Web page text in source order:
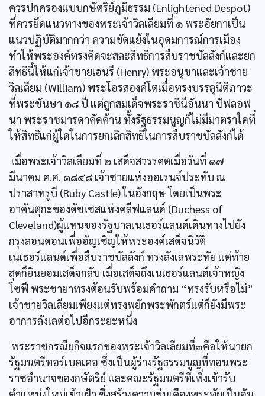
ควรปกครองแบบกษัตริย์ภูมิธรรม (Enlightened Despot)
ที่ควรยึดแนวทางของพระเจ้าวิลเลียมที่ ๑ พระอัยกาเป็น
แนวปฏิบัติมากกว่า ความขัดแย้งในอุดมการณ์การเมือง
ทำให้พระองค์ทรงคิดจะสละสิทธิการสืบราชบัลลังก์และยก
สิทธินี้ให้แก่เจ้าชายเฮนรี (Henry) พระอนุชาและเจ้าชาย
วิลเลียม (William) พระโอรสองค์โตเมื่อทรงบรรลุนิติภาวะ
ที่พระชันษา ๑๘ ปี แต่ถูกสมเด็จพระราชินีอันนา ปัฟลอฟ
นา พระราชมารดาคัดค้าน ทั้งรัฐธรรมนูญก็ไม่มีมาตราใดที่
ให้สิทธิแก่ผู้ใดในการยกเลิกสิทธิในการสืบราชบัลลังก์ได้
เมื่อพระเจ้าวิลเลียมที่ ๒ เสด็จสวรรคตเมื่อวันที่ ๑๗
มีนาคม ค.ศ. ๑๘๔๘ เจ้าชายแห่งออเรนจ์ประทับ ณ
ปราสาทรูบี (Ruby Castle) ในอังกฤษ โดยเป็นพระ
อาคันตุกะของดัชเชสแห่งคลีฟแลนด์ (Duchess of
Cleveland)ผู้แทนของรัฐบาลเนเธอร์แลนด์เดินทางไปยัง
กรุงลอนดอนเพื่ออัญเชิญให้พระองค์เสด็จนิวัติ
เนเธอร์แลนด์เพื่อสืบราชบัลลังก์ ทรงลังเลพระทัย แต่ท้าย
สุดก็ยินยอมเสด็จกลับ เมื่อเสด็จถึงเนเธอร์แลนด์เจ้าหญิง
โซฟี พระชายาทรงต้อนรับพร้อมคำถาม “ทรงรับหรือไม่”
เจ้าชายวิลเลียมเพียงแต่ทรงพยักพระพักตร์แต่ก็ยังมีพระ
อาการลังเลต่อไปอีกระยะหนึ่ง
พระราชกรณียกิจแรกของพระเจ้าวิลเลียมที่๓คือให้นายก
รัฐมนตรีทอร์เบคเคอ ซึ่งเป็นผู้ร่างรัฐธรรมนูญที่ทอนพระ
ราชอำนาจของกษัตริย์ และคณะรัฐมนตรีที่เพิ่งเข้ารับ